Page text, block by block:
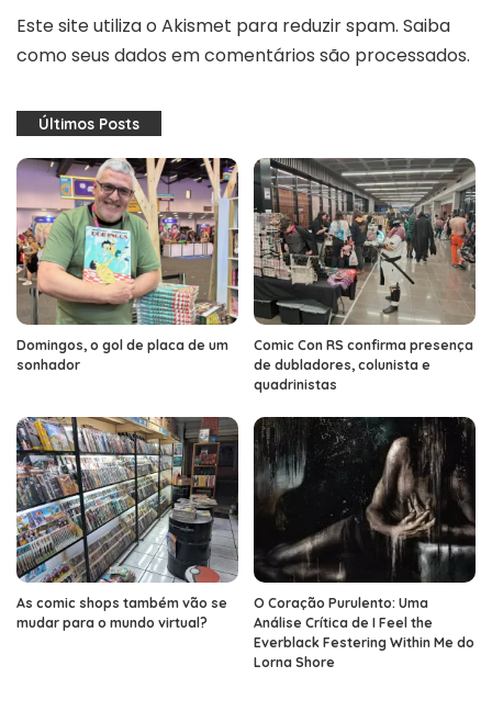
Este site utiliza o Akismet para reduzir spam. Saiba
como seus dados em comentários são processados.
Últimos Posts
Domingos, o gol de placa de um
sonhador
Comic Con RS confirma presença
de dubladores, colunista e
quadrinistas
As comic shops também vão se
mudar para o mundo virtual?
O Coração Purulento: Uma
Análise Crítica de I Feel the
Everblack Festering Within Me do
Lorna Shore